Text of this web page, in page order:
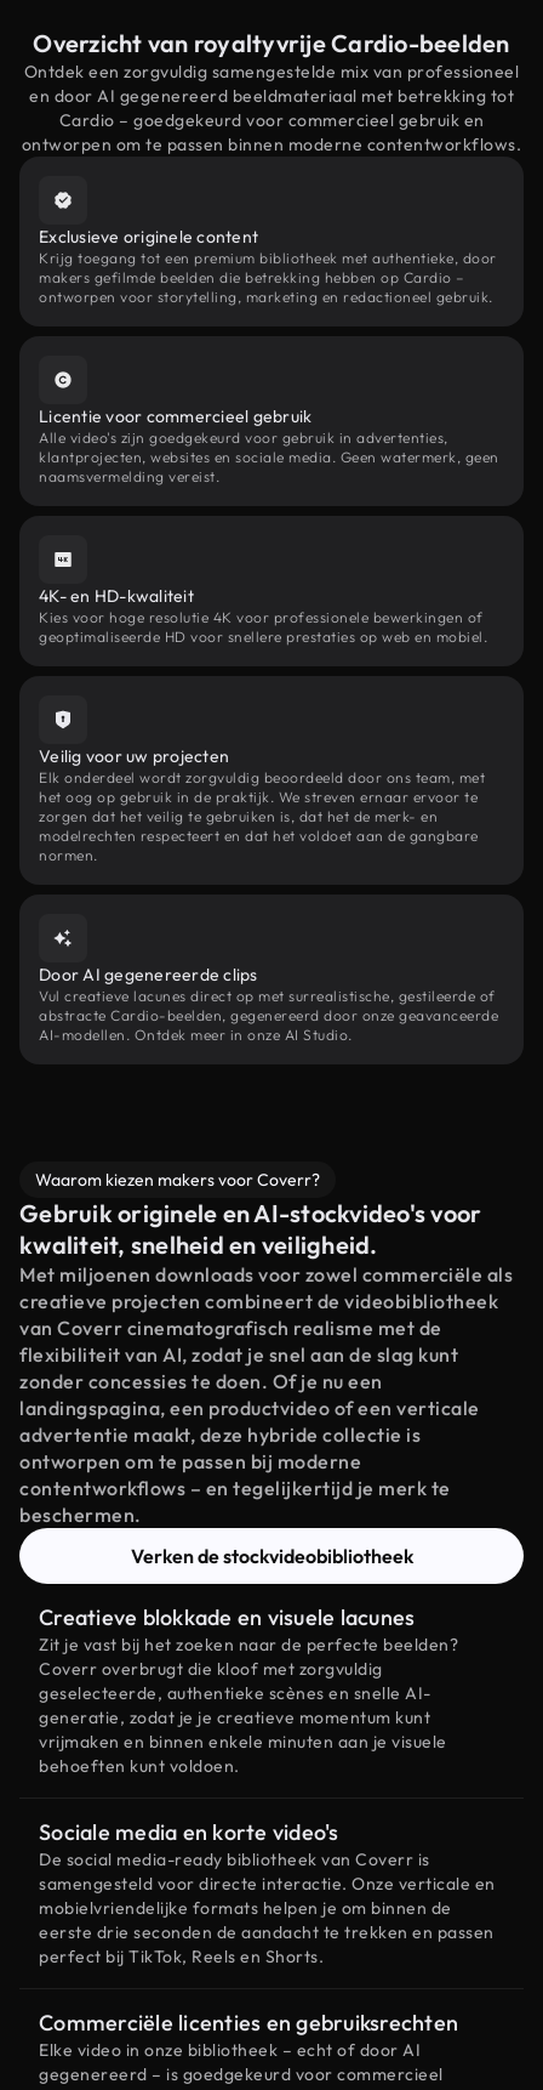
Overzicht van royaltyvrije Cardio-beelden
Ontdek een zorgvuldig samengestelde mix van professioneel
en door AI gegenereerd beeldmateriaal met betrekking tot
Cardio – goedgekeurd voor commercieel gebruik en
ontworpen om te passen binnen moderne contentworkflows.
Exclusieve originele content
Krijg toegang tot een premium bibliotheek met authentieke, door
makers gefilmde beelden die betrekking hebben op Cardio –
ontworpen voor storytelling, marketing en redactioneel gebruik.
Licentie voor commercieel gebruik
Alle video's zijn goedgekeurd voor gebruik in advertenties,
klantprojecten, websites en sociale media. Geen watermerk, geen
naamsvermelding vereist.
4K- en HD-kwaliteit
Kies voor hoge resolutie 4K voor professionele bewerkingen of
geoptimaliseerde HD voor snellere prestaties op web en mobiel.
Veilig voor uw projecten
Elk onderdeel wordt zorgvuldig beoordeeld door ons team, met
het oog op gebruik in de praktijk. We streven ernaar ervoor te
zorgen dat het veilig te gebruiken is, dat het de merk- en
modelrechten respecteert en dat het voldoet aan de gangbare
normen.
Door AI gegenereerde clips
Vul creatieve lacunes direct op met surrealistische, gestileerde of
abstracte Cardio-beelden, gegenereerd door onze geavanceerde
AI-modellen. Ontdek meer in onze AI Studio.
Waarom kiezen makers voor Coverr?
Gebruik originele en AI-stockvideo's voor
kwaliteit, snelheid en veiligheid.
Met miljoenen downloads voor zowel commerciële als
creatieve projecten combineert de videobibliotheek
van Coverr cinematografisch realisme met de
flexibiliteit van AI, zodat je snel aan de slag kunt
zonder concessies te doen. Of je nu een
landingspagina, een productvideo of een verticale
advertentie maakt, deze hybride collectie is
ontworpen om te passen bij moderne
contentworkflows – en tegelijkertijd je merk te
beschermen.
Verken de stockvideobibliotheek
Creatieve blokkade en visuele lacunes
Zit je vast bij het zoeken naar de perfecte beelden?
Coverr overbrugt die kloof met zorgvuldig
geselecteerde, authentieke scènes en snelle AI-
generatie, zodat je je creatieve momentum kunt
vrijmaken en binnen enkele minuten aan je visuele
behoeften kunt voldoen.
Sociale media en korte video's
De social media-ready bibliotheek van Coverr is
samengesteld voor directe interactie. Onze verticale en
mobielvriendelijke formats helpen je om binnen de
eerste drie seconden de aandacht te trekken en passen
perfect bij TikTok, Reels en Shorts.
Commerciële licenties en gebruiksrechten
Elke video in onze bibliotheek – echt of door AI
gegenereerd – is goedgekeurd voor commercieel